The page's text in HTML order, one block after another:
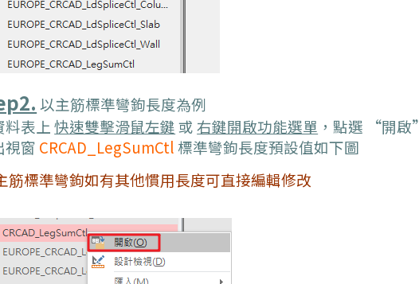
以主筋標準彎鉤長度為例
料表上快速雙擊滑鼠左鍵或右鍵開啟功能選單 ，點選 “開啟”
視窗 CRCAD_LegSumCtl 標準彎鉤長度預設值如下圖
筋標準彎鉤如有其他慣用長度可直接編輯修改